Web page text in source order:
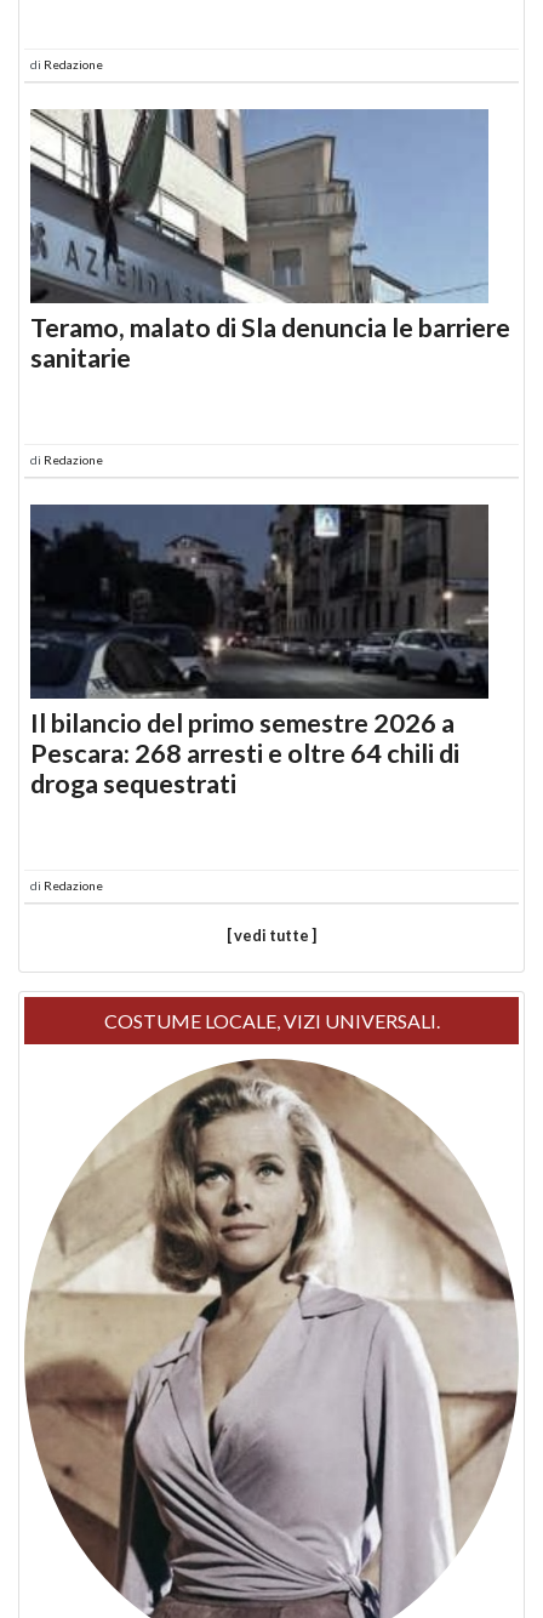
di Redazione
Teramo, malato di Sla denuncia le barriere
sanitarie
di Redazione
Il bilancio del primo semestre 2026 a
Pescara: 268 arresti e oltre 64 chili di
droga sequestrati
di Redazione
[ vedi tutte ]
COSTUME LOCALE, VIZI UNIVERSALI.